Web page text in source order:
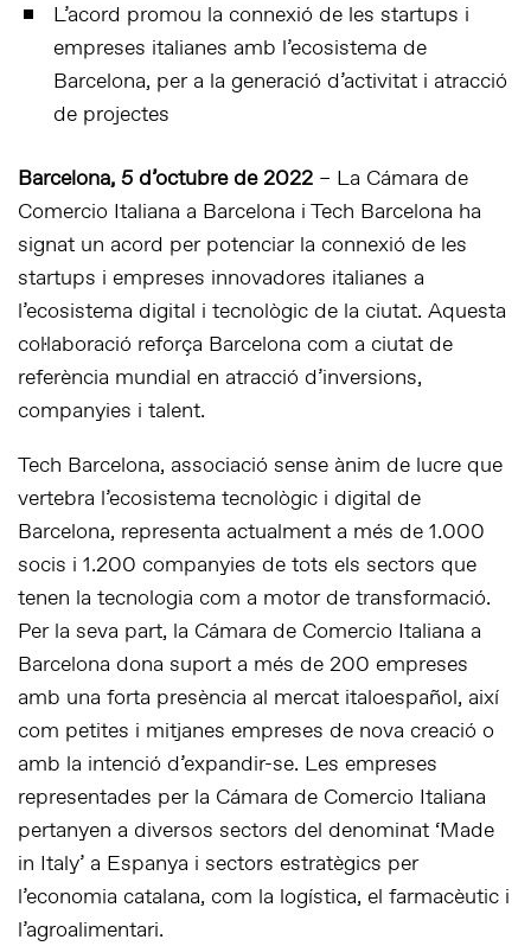
L’acord promou la connexió de les startups i
empreses italianes amb l’ecosistema de
Barcelona, per a la generació d’activitat i atracció
de projectes
Barcelona, 5 d’octubre de 2022 – La Cámara de
Comercio Italiana a Barcelona i Tech Barcelona ha
signat un acord per potenciar la connexió de les
startups i empreses innovadores italianes a
l’ecosistema digital i tecnològic de la ciutat. Aquesta
col·laboració reforça Barcelona com a ciutat de
referència mundial en atracció d’inversions,
companyies i talent.
Tech Barcelona, associació sense ànim de lucre que
vertebra l’ecosistema tecnològic i digital de
Barcelona, representa actualment a més de 1.000
socis i 1.200 companyies de tots els sectors que
tenen la tecnologia com a motor de transformació.
Per la seva part, la Cámara de Comercio Italiana a
Barcelona dona suport a més de 200 empreses
amb una forta presència al mercat italoespañol, així
com petites i mitjanes empreses de nova creació o
amb la intenció d’expandir-se. Les empreses
representades per la Cámara de Comercio Italiana
pertanyen a diversos sectors del denominat ‘Made
in Italy’ a Espanya i sectors estratègics per
l’economia catalana, com la logística, el farmacèutic i
l’agroalimentari.